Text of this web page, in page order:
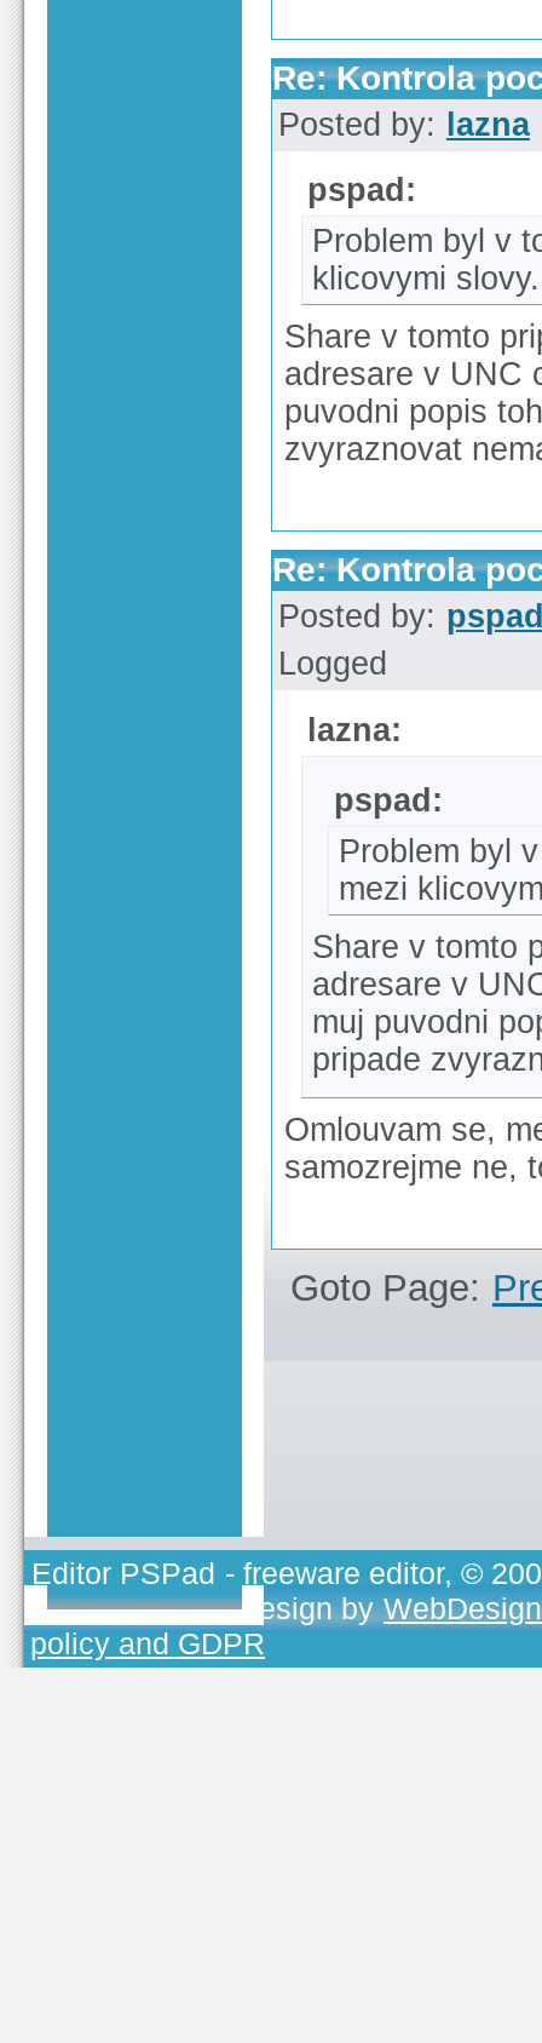
Re: Kontrola
Posted by: lazna
pspad:
Problem byl v
klicovymi slovy.
Share v tomto
adresare v UNC
puvodni popis
zvyraznovat
Re: Kontrola
Posted by:
Logged
lazna:
pspad:
Problem byl
mezi
Share v tomto
adresare v
muj puvodni
pripade
Omlouvam se,
samozrejme ne,
Goto Page:
Editor PSPad - freeware editor, ©
TOJEONO.CZ, design by
policy and GDPR